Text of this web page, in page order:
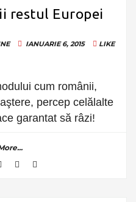
restul Europei
IANUARIE 6, 2015 LIKE
cum românii,
percep celălalte
garantat să râzi!